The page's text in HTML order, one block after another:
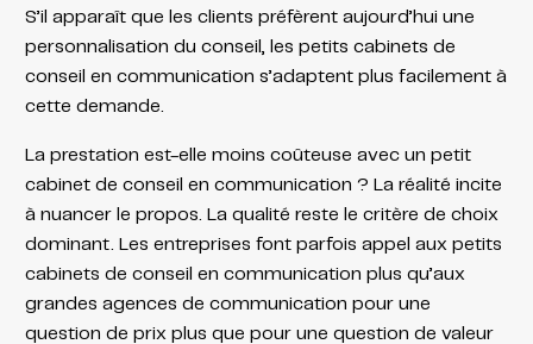
S’il apparaît que les clients préfèrent aujourd’hui une
personnalisation du conseil, les petits cabinets de
conseil en communication s’adaptent plus facilement à
cette demande.
La prestation est-elle moins coûteuse avec un petit
cabinet de conseil en communication ? La réalité incite
à nuancer le propos. La qualité reste le critère de choix
dominant. Les entreprises font parfois appel aux petits
cabinets de conseil en communication plus qu’aux
grandes agences de communication pour une
question de prix plus que pour une question de valeur